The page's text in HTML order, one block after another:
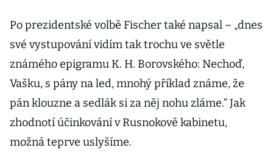
Po prezidentské volbě Fischer také napsal – „dnes
své vystupování vidím tak trochu ve světle
známého epigramu K. H. Borovského: Nechoď,
Vašku, s pány na led, mnohý příklad známe, že
pán klouzne a sedlák si za něj nohu zláme.“ Jak
zhodnotí účinkování v Rusnokově kabinetu,
možná teprve uslyšíme.